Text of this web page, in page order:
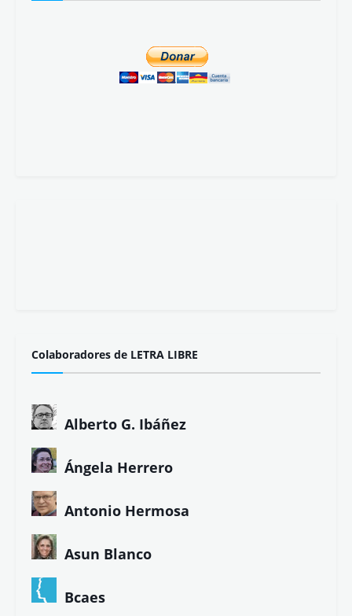
Colaboradores de LETRA LIBRE
Alberto G. Ibáñez
Ángela Herrero
Antonio Hermosa
Asun Blanco
Bcaes